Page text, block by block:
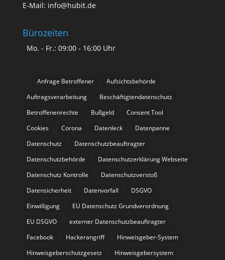
E-Mail: info@hubit.de
Bürozeiten
Mo. - Fr.: 09:00 - 16:00 Uhr
Anfrage Betroffener
Aufsichtsbehörde
Auftragsverarbeitung
Beschäftigtendatenschutz
Betroffenenrechte
Bußgeld
Consent Tool
Cookies
Corona Datenleck
Datenpanne
Datenschutz
Datenschutzbeauftragter
Datenschutzbehörde
Datenschutzerklärung Webseite
Datenschutz Kontrolle
Datenschutzverstoß
Datensicherheit
Datenvorfall
DSGVO
Einwilligung
EU Datenschutz Grundverordnung
EU DSGVO
externer Datenschutzbeauftragter
Facebook
Hackerangriff
Hinweisgeber-System
Hinweisgeberschutzgesetz
Hinweisgebersystem